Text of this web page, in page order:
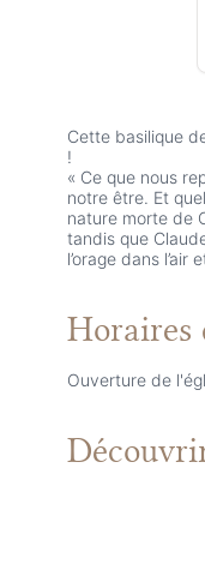
Cette basilique
!
« Ce que nous
notre être. Et
nature morte de
tandis que
l’orage dans
Horaires
Ouverture de